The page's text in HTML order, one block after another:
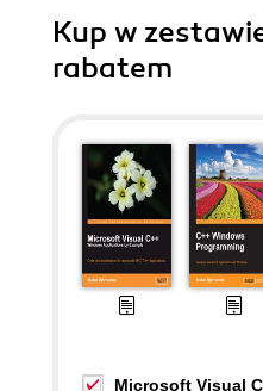
Kup w
rabatem
Microsoft Visual